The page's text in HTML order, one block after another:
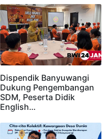
Dispendik Banyuwangi
Dukung Pengembangan
SDM, Peserta Didik
English…